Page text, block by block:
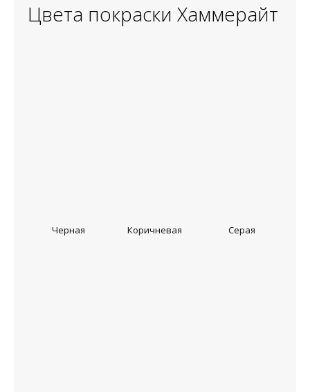
Цвета покраски Хаммерайт
Черная Коричневая Серая